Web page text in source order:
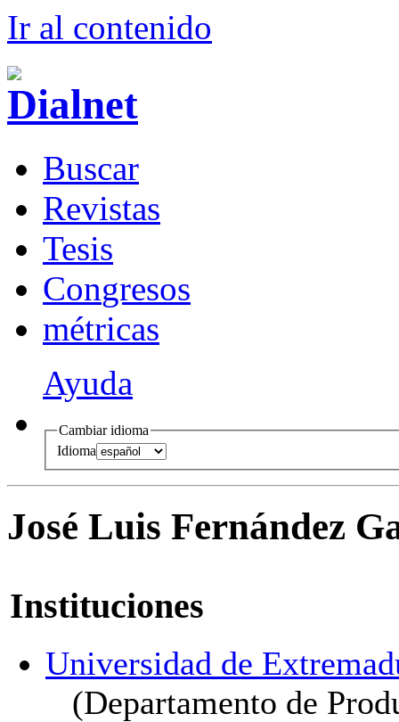
Ir al contenido
Buscar
Revistas
Tesis
Congresos
métricas
Ayuda
Cambiar idioma
Idioma
José Luis Fernández
Instituciones
Universidad de
(Departamento de